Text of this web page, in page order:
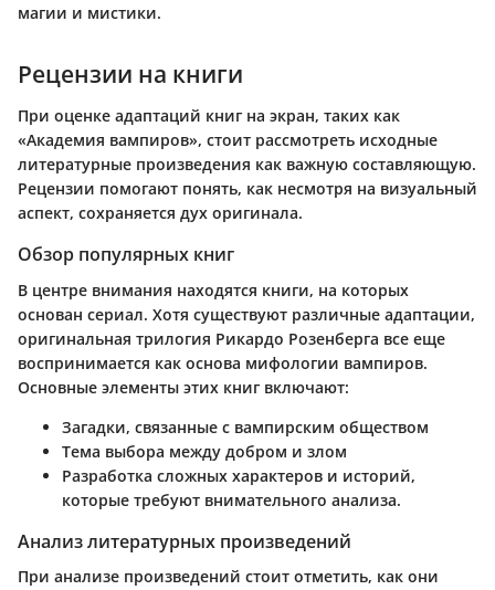
магии и мистики.
Рецензии на книги
При оценке адаптаций книг на экран, таких как
«Академия вампиров», стоит рассмотреть исходные
литературные произведения как важную составляющую.
Рецензии помогают понять, как несмотря на визуальный
аспект, сохраняется дух оригинала.
Обзор популярных книг
В центре внимания находятся книги, на которых
основан сериал. Хотя существуют различные адаптации,
оригинальная трилогия Рикардо Розенберга все еще
воспринимается как основа мифологии вампиров.
Основные элементы этих книг включают:
Загадки, связанные с вампирским обществом
Тема выбора между добром и злом
Разработка сложных характеров и историй,
которые требуют внимательного анализа.
Анализ литературных произведений
При анализе произведений стоит отметить, как они